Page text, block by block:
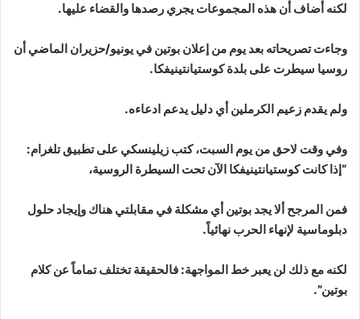
لكنه أضاف أن هذه المجموعات يجري رصدها والقضاء عليها.
وجاءت تصريحاته بعد يوم من إعلان بوتين في يونيو/حزيران الماضي أن
روسيا سيطرت على بلدة كوستيانتينيفكا.
ولم يقدم زعيم الكرملين أي دليل يدعم ادعاءه.
وفي وقت لاحق من يوم السبت، كتب زيلينسكي على تطبيق تلغرام:
“إذا كانت كوستيانتينيفكا الآن تحت السيطرة الروسية،
فمن المرجح ألا يجد بوتين أي مشكلة في مقابلتي هناك وإيجاد حلول
دبلوماسية لإنهاء الحرب نهائياً.
لكنه مع ذلك لن يعبر خط المواجهة: فالحقيقة تختلف تماماً عن كلام
بوتين”.